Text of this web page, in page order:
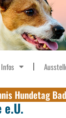
Hundetag
e.U.